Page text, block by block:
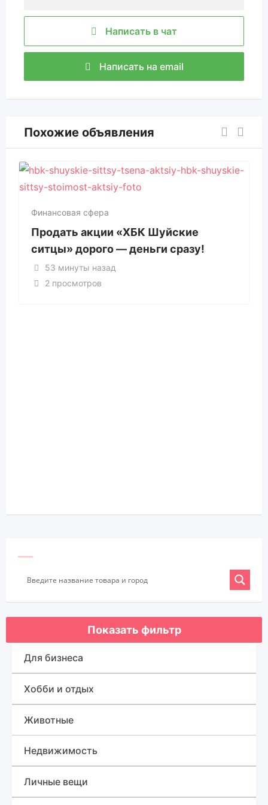
Написать в чат
Написать на email
Похожие объявления
Финансовая сфера
Продать акции «ХБК Шуйские
ситцы» дорого — деньги сразу!
53 минуты назад
2 просмотров
Показать фильтр
Для бизнеса
Оборудование для бизнеса
Готовый бизнес
Товары для бизнеса
Хобби и отдых
Спорт, туризм и отдых
Для быта
Животные
Недвижимость
Дома, квартиры, дачи, коттеджи
Личные вещи